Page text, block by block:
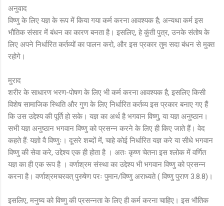
अनुवाद
विष्णु के लिए यज्ञ के रूप में किया गया कर्म करना आवश्यक है; अन्यथा कर्म इस
भौतिक संसार में बंधन का कारण बनता है। इसलिए, हे कुंती पुत्र, उनके संतोष के
लिए अपने निर्धारित कर्तव्यों का पालन करो, और इस प्रकार तुम सदा बंधन से मुक्त
रहोगे।
मुराद
शरीर के साधारण भरण-पोषण के लिए भी कर्म करना आवश्यक है, इसलिए किसी
विशेष सामाजिक स्थिति और गुण के लिए निर्धारित कर्तव्य इस प्रकार बनाए गए हैं
कि उस उद्देश्य की पूर्ति हो सके। यज्ञ का अर्थ है भगवान विष्णु, या यज्ञ अनुष्ठान।
सभी यज्ञ अनुष्ठान भगवान विष्णु को प्रसन्न करने के लिए ही किए जाते हैं। वेद
कहते हैं: यज्ञो वै विष्णुः। दूसरे शब्दों में, चाहे कोई निर्धारित यज्ञ करे या सीधे भगवान
विष्णु की सेवा करे, उद्देश्य एक ही होता है । अतः कृष्ण चेतना इस श्लोक में वर्णित
यज्ञ का ही एक रूप है । वर्णाश्रम संस्था का उद्देश्य भी भगवान विष्णु को प्रसन्न
करना है। वर्णाश्रमचरवत् पुरुषेण परः पुमान/विष्णु अराध्यते ( विष्णु पुराण 3.8.8)।
इसलिए, मनुष्य को विष्णु की प्रसन्नता के लिए ही कर्म करना चाहिए। इस भौतिक